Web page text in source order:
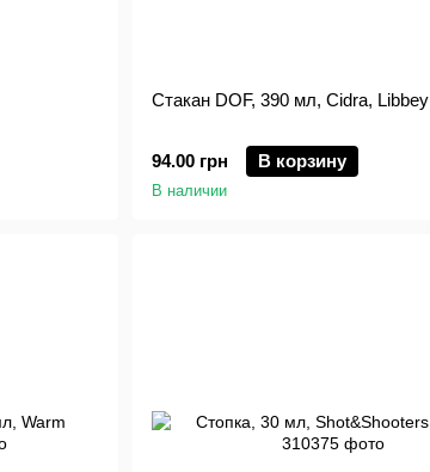
Стакан DOF, 390 мл, Cidra, Libbey
94.00 грн В корзину
В наличии